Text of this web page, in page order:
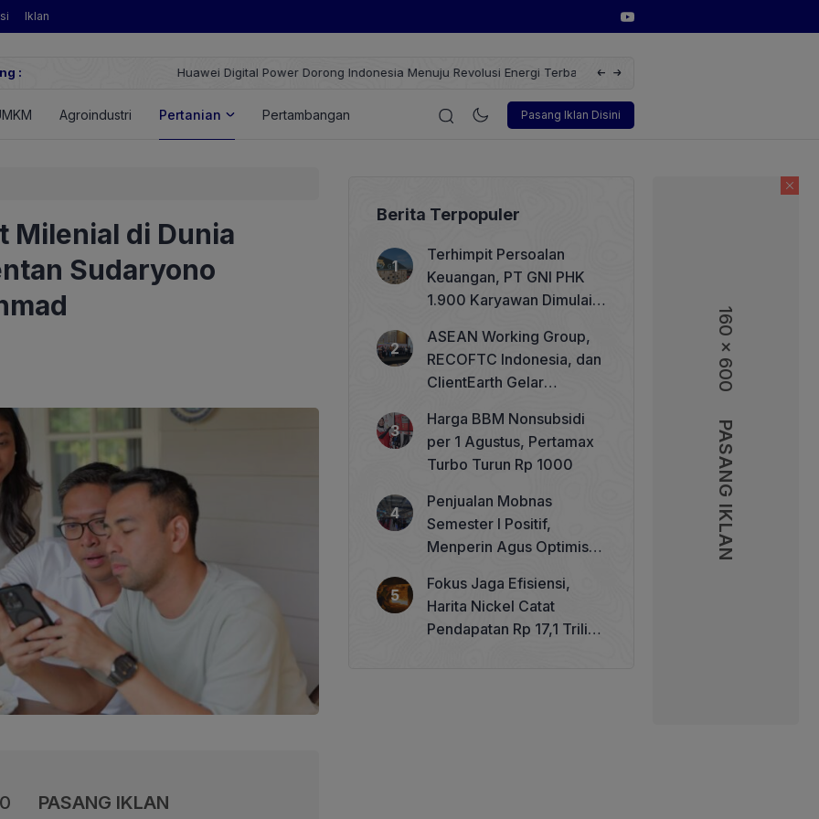
160 x 600
PASANG IKLAN
Iklan
:
Huawei Digital Power Dorong Indonesia Menuju Revolusi Energi Terbarukan dengan Solusi
Wakil Direktur Utama PT Pelindo,
Pasang Iklan Disini
Agroindustri Pertanian Pertambangan Korporasi Teknologi Otomotif
Milenial di Dunia
Sudaryono
PASANG IKLAN
Berita Terpopuler
Terhimpit Persoalan
Keuangan, PT GNI PHK
1.900 Karyawan Dimulai 5
ASEAN Working Group,
RECOFTC Indonesia, dan
ClientEarth Gelar
Memperkuat Tata Kelola
Perhutanan Sosial
Harga BBM Nonsubsidi
per 1 Agustus, Pertamax
Turbo Turun Rp 1000
Penjualan Mobnas
Semester I Positif,
Menperin Agus Optimistis
Fokus Jaga Efisiensi,
Harita Nickel Catat
Pendapatan Rp 17,1 Triliun